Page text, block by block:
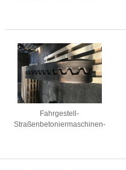
Fahrgestell-
Straßenbetoniermaschinen-
Struktur auf